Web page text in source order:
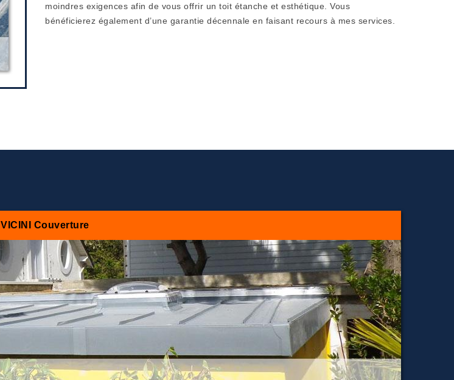
moindres exigences afin de vous offrir un toit étanche et esthétique. Vous
bénéficierez également d’une garantie décennale en faisant recours à mes services.
VICINI Couverture